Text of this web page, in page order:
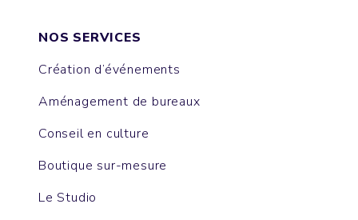
NOS SERVICES
Création d’événements
Aménagement de bureaux
Conseil en culture
Boutique sur-mesure
Le Studio